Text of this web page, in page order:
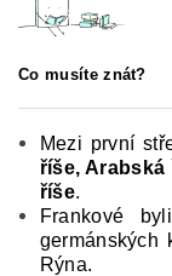
Co musíte znát?
Mezi první
říše,
říše.
Frankové
germánských
Rýna.